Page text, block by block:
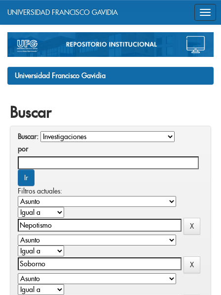
navigation
UNIVERSIDAD FRANCISCO GAVIDIA
Universidad Francisco Gavidia
Buscar
Buscar:
por
Filtros actuales: